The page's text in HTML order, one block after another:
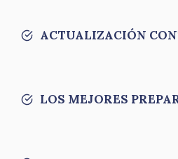
ACTUALIZACIÓN
LOS MEJORES